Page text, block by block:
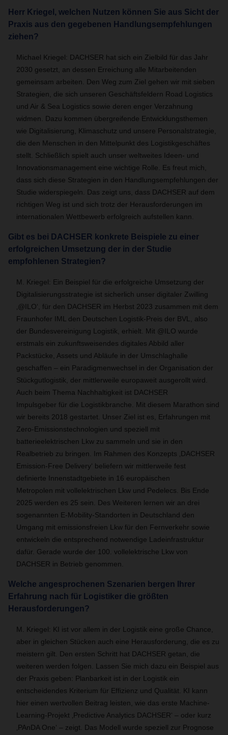
Herr Kriegel, welchen Nutzen können Sie aus Sicht der
Praxis aus den gegebenen Handlungsempfehlungen
ziehen?
Michael Kriegel: DACHSER hat sich ein Zielbild für das Jahr
2030 gesetzt, an dessen Erreichung alle Mitarbeitenden
gemeinsam arbeiten. Den Weg zum Ziel gehen wir mit sieben
Strategien, die sich unseren Geschäftsfeldern Road Logistics
und Air & Sea Logistics sowie deren enger Verzahnung
widmen. Dazu kommen übergreifende Entwicklungsthemen
wie Digitalisierung, Klimaschutz und unsere Personalstrategie,
die den Menschen in den Mittelpunkt des Logistikgeschäftes
stellt. Schließlich spielt auch unser weltweites Ideen- und
Innovationsmanagement eine wichtige Rolle. Es freut mich,
dass sich diese Strategien in den Handlungsempfehlungen der
Studie widerspiegeln. Das zeigt uns, dass DACHSER auf dem
richtigen Weg ist und sich trotz der Herausforderungen im
internationalen Wettbewerb erfolgreich aufstellen kann.
Gibt es bei DACHSER konkrete Beispiele zu einer
erfolgreichen Umsetzung der in der Studie
empfohlenen Strategien?
M. Kriegel: Ein Beispiel für die erfolgreiche Umsetzung der
Digitalisierungsstrategie ist sicherlich unser digitaler Zwilling
‚@ILO‘, für den DACHSER im Herbst 2023 zusammen mit dem
Fraunhofer IML den Deutschen Logistik-Preis der BVL, also
der Bundesvereinigung Logistik, erhielt. Mit @ILO wurde
erstmals ein zukunftsweisendes digitales Abbild aller
Packstücke, Assets und Abläufe in der Umschlaghalle
geschaffen – ein Paradigmenwechsel in der Organisation der
Stückgutlogistik, der mittlerweile europaweit ausgerollt wird.
Auch beim Thema Nachhaltigkeit ist DACHSER
Impulsgeber für die Logistikbranche. Mit diesem Marathon sind
wir bereits 2018 gestartet. Unser Ziel ist es, Erfahrungen mit
Zero-Emissionstechnologien und speziell mit
batterieelektrischen Lkw zu sammeln und sie in den
Realbetrieb zu bringen. Im Rahmen des Konzepts ‚DACHSER
Emission-Free Delivery‘ beliefern wir mittlerweile fest
definierte Innenstadtgebiete in 16 europäischen
Metropolen mit vollelektrischen Lkw und Pedelecs. Bis Ende
2025 werden es 25 sein. Des Weiteren lernen wir an drei
sogenannten E-Mobility-Standorten in Deutschland den
Umgang mit emissionsfreien Lkw für den Fernverkehr sowie
entwickeln die entsprechend notwendige Ladeinfrastruktur
dafür. Gerade wurde der 100. vollelektrische Lkw von
DACHSER in Betrieb genommen.
Welche angesprochenen Szenarien bergen Ihrer
Erfahrung nach für Logistiker die größten
Herausforderungen?
M. Kriegel: KI ist vor allem in der Logistik eine große Chance,
aber in gleichen Stücken auch eine Herausforderung, die es zu
meistern gilt. Den ersten Schritt hat DACHSER getan, die
weiteren werden folgen. Lassen Sie mich dazu ein Beispiel aus
der Praxis geben: Planbarkeit ist in der Logistik ein
entscheidendes Kriterium für Effizienz und Qualität. KI kann
hier einen wertvollen Beitrag leisten, wie das erste Machine-
Learning-Projekt ‚Predictive Analytics DACHSER‘ – oder kurz
‚PAnDA One‘ – zeigt. Das Modell wurde speziell zur Prognose